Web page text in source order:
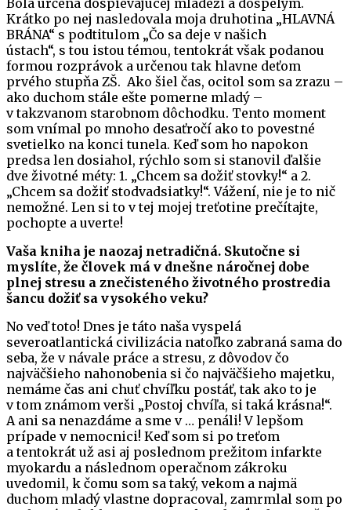
Krátko po nej nasledovala moja druhotina „HLAVNÁ
BRÁNA“ s podtitulom „Čo sa deje v našich
ústach“, s tou istou témou, tentokrát však podanou
formou rozprávok a určenou tak hlavne deťom
prvého stupňa ZŠ. Ako šiel čas, ocitol som sa zrazu –
ako duchom stále ešte pomerne mladý –
v takzvanom starobnom dôchodku. Tento moment
som vnímal po mnoho desaťročí ako to povestné
svetielko na konci tunela. Keď som ho napokon
predsa len dosiahol, rýchlo som si stanovil ďalšie
dve životné méty: 1. „Chcem sa dožiť stovky!“ a 2.
„Chcem sa dožiť stodvadsiatky!“. Vážení, nie je to nič
nemožné. Len si to v tej mojej treťotine prečítajte,
pochopte a uverte!
Vaša kniha je naozaj netradičná. Skutočne si
myslíte, že človek má v dnešne náročnej dobe
plnej stresu a znečisteného životného prostredia
šancu dožiť sa vysokého veku?
No veď toto! Dnes je táto naša vyspelá
severoatlantická civilizácia natoľko zabraná sama do
seba, že v návale práce a stresu, z dôvodov čo
najväčšieho nahonobenia si čo najväčšieho majetku,
nemáme čas ani chuť chvíľku postáť, tak ako to je
v tom známom verši „Postoj chvíľa, si taká krásna!“.
A ani sa nenazdáme a sme v … penáli! V lepšom
prípade v nemocnici! Keď som si po treťom
a tentokrát už asi aj poslednom prežitom infarkte
myokardu a následnom operačnom zákroku
uvedomil, k čomu som sa taký, vekom a najmä
duchom mladý vlastne dopracoval, zamrmlal som po